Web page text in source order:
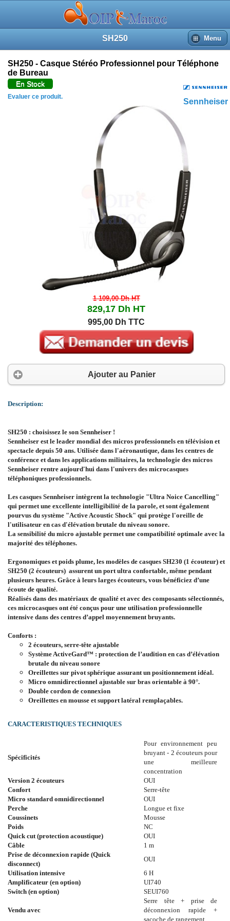
SH250 Menu
Sennheiser
SH250 - Casque Stéréo Professionnel pour Téléphone
de Bureau
En Stock
Evaluer ce produit.
1 109,00 DhHT
829,17 Dh HT
995,00 Dh TTC
Ajouter au Panier
Description:
SH250 : choisissez le son Sennheiser !
Sennheiser est le leader mondial des micros professionnels en télévision et
spectacle depuis 50 ans. Utilisée dans l'aéronautique, dans les centres de
conférence et dans les applications militaires, la technologie des micros
Sennheiser rentre aujourd'hui dans l'univers des microcasques
téléphoniques professionnels.
Les casques Sennheiser intègrent la technologie "Ultra Noice Cancelling"
qui permet une excellente intelligibilité de la parole, et sont également
pourvus du système "Active Acoustic Shock" qui protège l'oreille de
l'utilisateur en cas d'élévation brutale du niveau sonore.
La sensibilité du micro ajustable permet une compatibilité optimale avec la
majorité des téléphones.
Ergonomiques et poids plume, les modèles de casques SH230 (1 écouteur) et
SH250 (2 écouteurs) assurent un port ultra confortable, même pendant
plusieurs heures. Grâce à leurs larges écouteurs, vous bénéficiez d’une
écoute de qualité.
Réalisés dans des matériaux de qualité et avec des composants sélectionnés,
ces microcasques ont été conçus pour une utilisation professionnelle
intensive dans des centres d’appel moyennement bruyants.
Conforts :
2 écouteurs, serre-tête ajustable
Système ActiveGard™ : protection de l’audition en cas d’élévation
brutale du niveau sonore
Oreillettes sur pivot sphérique assurant un positionnement idéal.
Micro omnidirectionnel ajustable sur bras orientable à 90°.
Double cordon de connexion
Oreillettes en mousse et support latéral remplaçables.
CARACTERISTIQUES TECHNIQUES
Spécificités
Pour environnement peu
bruyant - 2 écouteurs pour
une meilleure
concentration
Version 2 écouteurs
OUI
Confort
Serre-tête
Micro standard omnidirectionnel
OUI
Perche
Longue et fixe
Coussinets
Mousse
Poids
NC
Quick cut (protection acoustique)
OUI
Câble
1 m
Prise de déconnexion rapide (Quick
disconnect)
OUI
Utilisation intensive
6 H
Amplificateur (en option)
UI740
Switch (en option)
SEUI760
Vendu avec
Serre tête + prise de
déconnexion rapide +
sacoche de rangement